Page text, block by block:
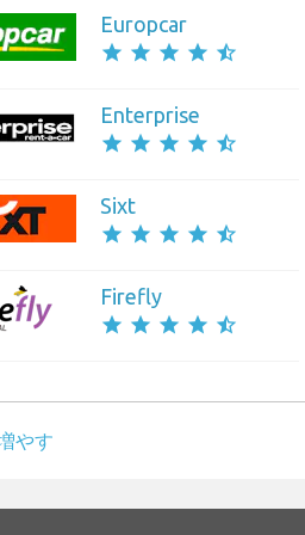
Europcar
star star star star star_half
Enterprise
star star star star star_half
Sixt
star star star star star_half
Firefly
star star star star star_half
やす